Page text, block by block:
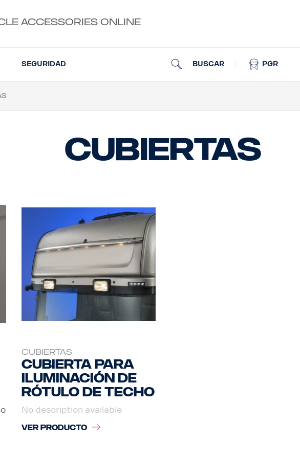
ACCESSORIES ONLINE
BUSCAR PGR
SEGURIDAD
Cubiertas
CUBIERTAS
Cubierta para
iluminación de
rótulo de techo
No description available
VER PRODUCTO